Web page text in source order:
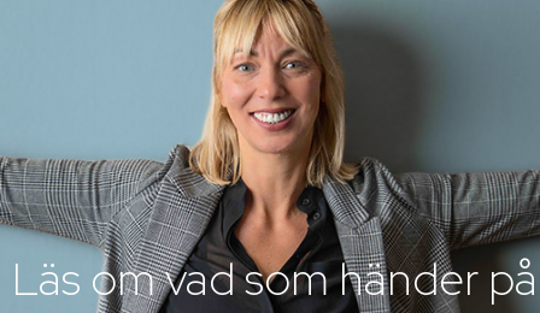
Läs om vad som händer på